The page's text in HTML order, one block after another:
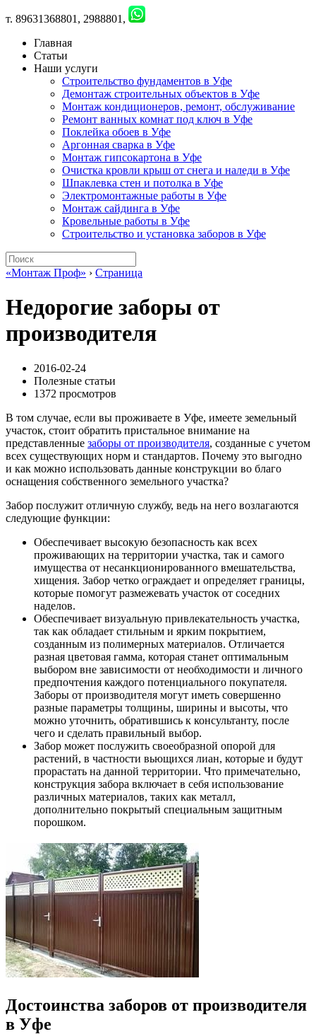
т. 89631368801, 2988801,
Главная
Статьи
Наши услуги
Строительство фундаментов в Уфе
Демонтаж строительных объектов в Уфе
Монтаж кондиционеров, ремонт, обслуживание
Ремонт ванных комнат под ключ в Уфе
Поклейка обоев в Уфе
Аргонная сварка в Уфе
Монтаж гипсокартона в Уфе
Очистка кровли крыш от снега и наледи в Уфе
Шпаклевка стен и потолка в Уфе
Электромонтажные работы в Уфе
Монтаж сайдинга в Уфе
Кровельные работы в Уфе
Строительство и установка заборов в Уфе
«Монтаж Проф» › Страница
Недорогие заборы от
производителя
2016-02-24
Полезные статьи
1372 просмотров
В том случае, если вы проживаете в Уфе, имеете земельный
участок, стоит обратить пристальное внимание на
представленные заборы от производителя, созданные с учетом
всех существующих норм и стандартов. Почему это выгодно
и как можно использовать данные конструкции во благо
оснащения собственного земельного участка?
Забор послужит отличную службу, ведь на него возлагаются
следующие функции:
Обеспечивает высокую безопасность как всех
проживающих на территории участка, так и самого
имущества от несанкционированного вмешательства,
хищения. Забор четко ограждает и определяет границы,
которые помогут размежевать участок от соседних
наделов.
Обеспечивает визуальную привлекательность участка,
так как обладает стильным и ярким покрытием,
созданным из полимерных материалов. Отличается
разная цветовая гамма, которая станет оптимальным
выбором вне зависимости от необходимости и личного
предпочтения каждого потенциального покупателя.
Заборы от производителя могут иметь совершенно
разные параметры толщины, ширины и высоты, что
можно уточнить, обратившись к консультанту, после
чего и сделать правильный выбор.
Забор может послужить своеобразной опорой для
растений, в частности вьющихся лиан, которые и будут
прорастать на данной территории. Что примечательно,
конструкция забора включает в себя использование
различных материалов, таких как металл,
дополнительно покрытый специальным защитным
порошком.
Достоинства заборов от производителя
в Уфе